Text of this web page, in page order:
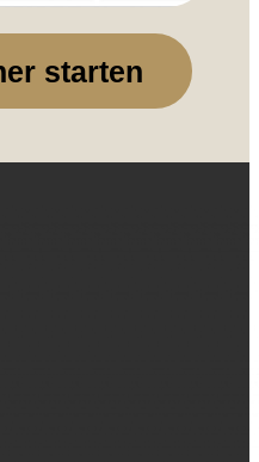
starten